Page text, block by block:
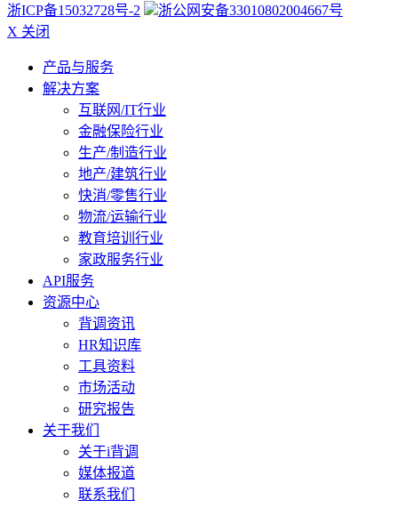
浙ICP备15032728号-2
浙公网安备33010802004667号
X 关闭
产品与服务
解决方案
互联网/IT行业
金融保险行业
生产/制造行业
地产/建筑行业
快消/零售行业
物流/运输行业
教育培训行业
家政服务行业
API服务
资源中心
背调资讯
HR知识库
工具资料
市场活动
研究报告
关于我们
关于i背调
媒体报道
联系我们